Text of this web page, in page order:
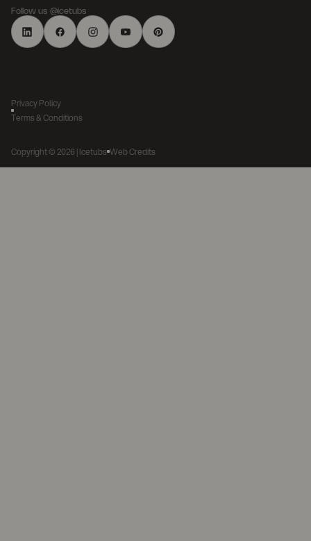
Follow us @icetubs
Copyright ©2026 | Icetubs Web Credits
Privacy Policy
Terms & Conditions